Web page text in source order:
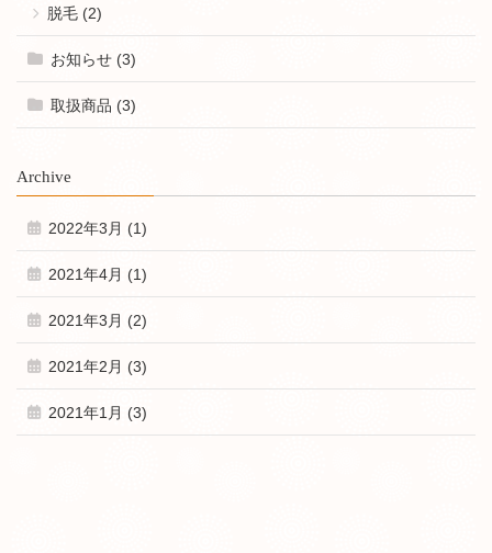
脱毛 (2)
お知らせ (3)
取扱商品 (3)
Archive
2022年3月 (1)
2021年4月 (1)
2021年3月 (2)
2021年2月 (3)
2021年1月 (3)